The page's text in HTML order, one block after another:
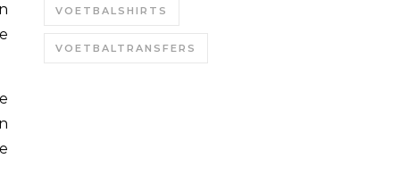
VOETBALSHIRTS
VOETBALTRANSFERS